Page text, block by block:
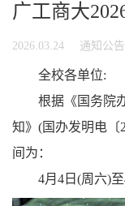
广工商大
2026.03.24 通知公告
全校各单位:
根据《国务院
知》(国办发明电〔
间为：
4月4日(周六)